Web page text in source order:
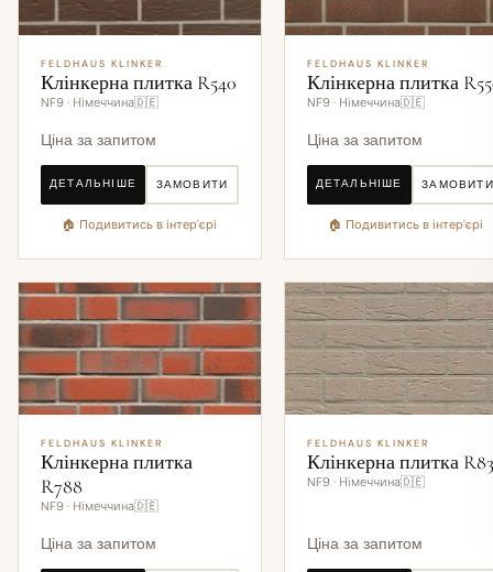
FELDHAUS KLINKER
Клінкерна плитка R540
NF9 · Німеччина🇩🇪
Ціна за запитом
ДЕТАЛЬНІШЕ ЗАМОВИТИ
🏠 Подивитись в інтер'єрі
FELDHAUS KLINKER
Клінкерна плитка
NF9 · Німеччина🇩🇪
Ціна за запитом
ДЕТАЛЬНІШЕ ЗАМОВИТИ
🏠 Подивитись в інтер'єрі
FELDHAUS KLINKER
Клінкерна плитка
R788
NF9 · Німеччина🇩🇪
Ціна за запитом
FELDHAUS KLINKER
Клінкерна плитка
NF9 · Німеччина🇩🇪
Ціна за запитом